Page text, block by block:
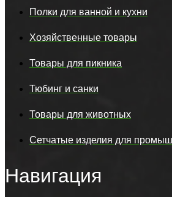
Полки для ванной и кухни
Хозяйственные товары
Товары для пикника
Тюбинг и санки
Товары для животных
Сетчатые изделия для
Навигация